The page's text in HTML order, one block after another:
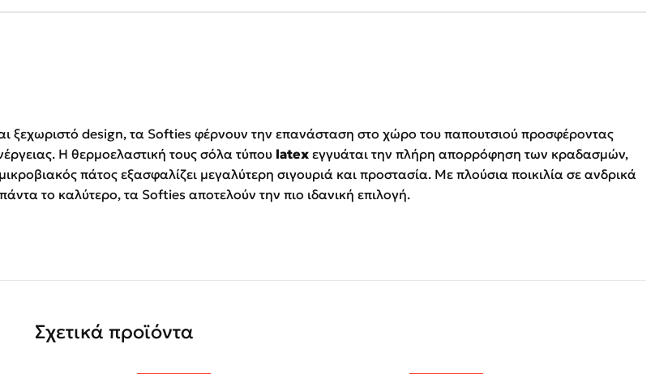
ξεχωριστό design, τα Softies φέρνουν την επανάσταση στο χώρο του παπουτσιού προσφέροντας
Η θερμοελαστική τους σόλα τύπου latex εγγυάται την πλήρη απορρόφηση των κραδασμών,
πάτος εξασφαλίζει μεγαλύτερη σιγουριά και προστασία. Με πλούσια ποικιλία σε ανδρικά
το καλύτερο, τα Softies αποτελούν την πιο ιδανική επιλογή.
Σχετικά προϊόντα